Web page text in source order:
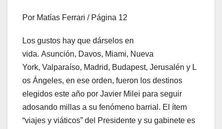
Por Matías Ferrari / Página 12
Los gustos hay que dárselos en
vida. Asunción, Davos, Miami, Nueva
York, Valparaíso, Madrid, Budapest, Jerusalén y L
os Ángeles, en ese orden, fueron los destinos
elegidos este año por Javier Milei para seguir
adosando millas a su fenómeno barrial. El ítem
“viajes y viáticos” del Presidente y su gabinete es